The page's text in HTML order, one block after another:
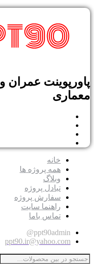
پاورپوینت عمران و
معماری
خانه
همه پروژه ها
وبلاگ
تبادل پروژه
سفارش پروژه
راهنما سایت
تماس باما
ppt90admin@
ppt90.ir@yahoo.com